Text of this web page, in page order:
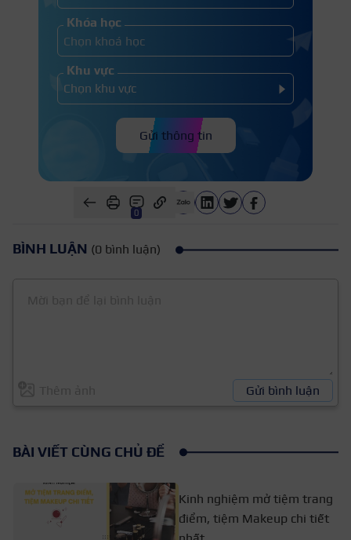
Khóa học
Khu vực
Gửi thông tin
0
BÌNH LUẬN (0 bình luận)
Gửi bình luận
BÀI VIẾT CÙNG CHỦ ĐỀ
Kinh nghiệm mở tiệm trang
điểm, tiệm Makeup chi tiết